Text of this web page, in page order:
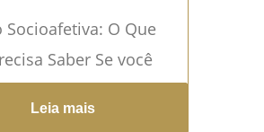
Socioafetiva: O Que
Saber Se você
entender
o conceito de pensão
Leia mais